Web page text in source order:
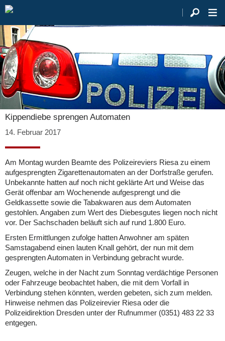
Kippendiebe sprengen Automaten
14. Februar 2017
Am Montag wurden Beamte des Polizeireviers Riesa zu einem
aufgesprengten Zigarettenautomaten an der Dorfstraße gerufen.
Unbekannte hatten auf noch nicht geklärte Art und Weise das
Gerät offenbar am Wochenende aufgesprengt und die
Geldkassette sowie die Tabakwaren aus dem Automaten
gestohlen. Angaben zum Wert des Diebesgutes liegen noch nicht
vor. Der Sachschaden beläuft sich auf rund 1.800 Euro.
Ersten Ermittlungen zufolge hatten Anwohner am späten
Samstagabend einen lauten Knall gehört, der nun mit dem
gesprengten Automaten in Verbindung gebracht wurde.
Zeugen, welche in der Nacht zum Sonntag verdächtige Personen
oder Fahrzeuge beobachtet haben, die mit dem Vorfall in
Verbindung stehen könnten, werden gebeten, sich zum melden.
Hinweise nehmen das Polizeirevier Riesa oder die
Polizeidirektion Dresden unter der Rufnummer (0351) 483 22 33
entgegen.